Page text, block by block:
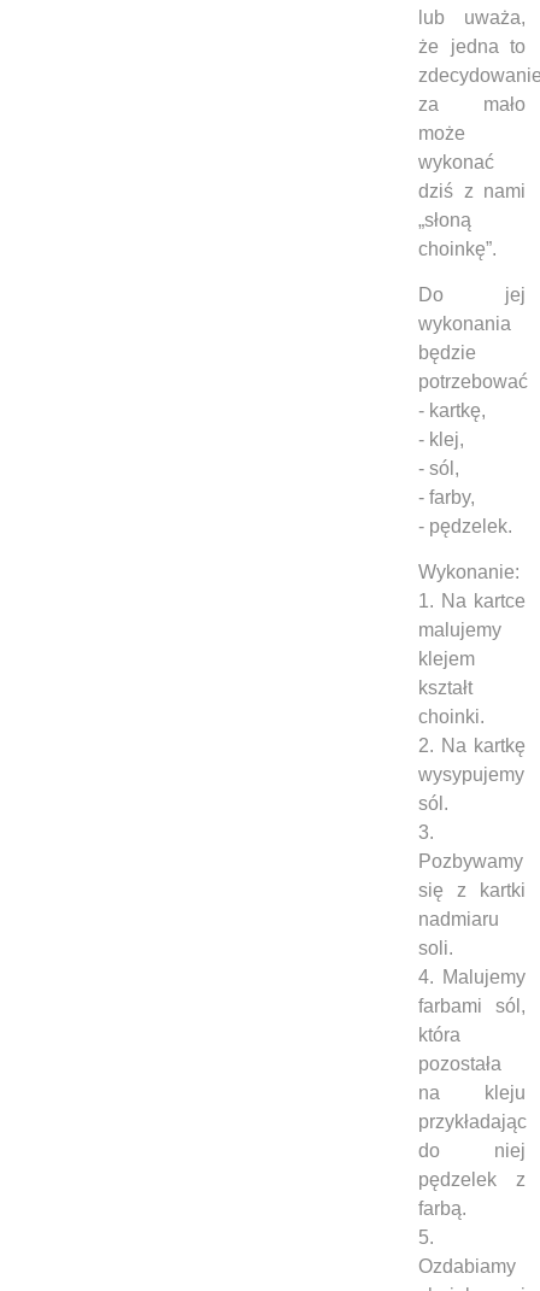
lub uważa,
że jedna to
za mało
może
wykonać
dziś z nami
„słoną
choinkę”.
Do jej
wykonania
będzie
potrzebować
- kartkę,
- klej,
- sól,
- farby,
- pędzelek.
Wykonanie:
1. Na kartce
malujemy
klejem
kształt
choinki.
2. Na kartkę
wysypujemy
sól.
3.
Pozbywamy
się z kartki
nadmiaru
soli.
4. Malujemy
farbami sól,
która
pozostała
na kleju
przykładając
do niej
pędzelek z
farbą.
5.
Ozdabiamy